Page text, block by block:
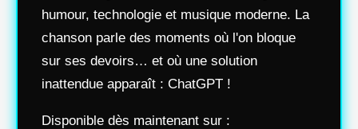
humour, technologie et musique moderne. La
chanson parle des moments où l'on bloque
sur ses devoirs… et où une solution
inattendue apparaît : ChatGPT !
Disponible dès maintenant sur :